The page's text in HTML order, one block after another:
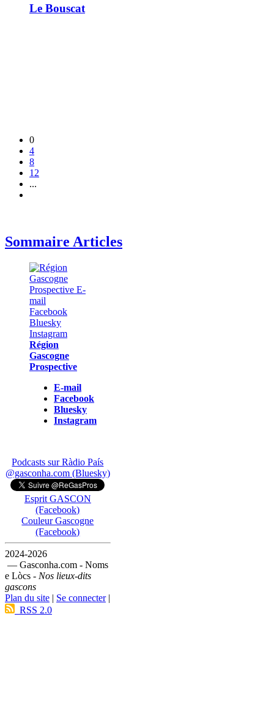
Le Bouscat
0
4
8
12
...
Sommaire Articles
Région
Gascogne
Prospective
E-mail
Facebook
Bluesky
Instagram
Podcasts sur Ràdio País
@gasconha.com (Bluesky)
Esprit GASCON
(Facebook)
Couleur Gascogne
(Facebook)
2024-2026
— Gasconha.com - Noms
e Lòcs - Nos lieux-dits
gascons
Plan du site | Se connecter|
RSS 2.0